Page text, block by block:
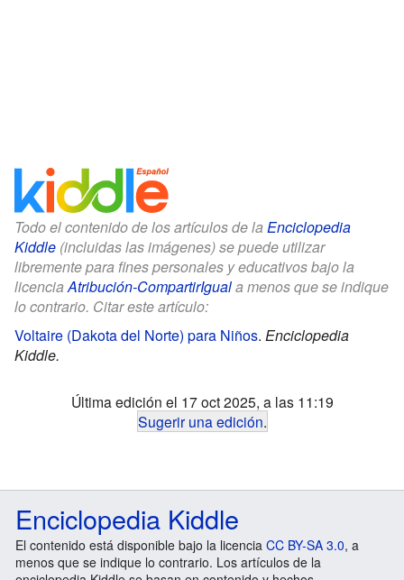
Todo el contenido de los artículos de la Enciclopedia
Kiddle (incluidas las imágenes) se puede utilizar
libremente para fines personales y educativos bajo la
licenciaAtribución-CompartirIguala menos que se indique
lo contrario. Citar este artículo:
Voltaire (Dakota del Norte) para Niños. Enciclopedia
Kiddle.
Última edición el 17 oct 2025, a las 11:19
Sugerir una edición.
Enciclopedia Kiddle
El contenido está disponible bajo la licencia CC BY-SA 3.0, a
menos que se indique lo contrario. Los artículos de la